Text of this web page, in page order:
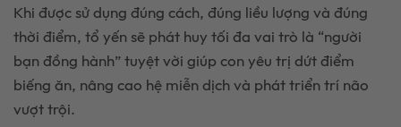
Khi được sử dụng đúng cách, đúng liều lượng và đúng
thời điểm, tổ yến sẽ phát huy tối đa vai trò là “người
bạn đồng hành” tuyệt vời giúp con yêu trị dứt điểm
biếng ăn, nâng cao hệ miễn dịch và phát triển trí não
vượt trội.